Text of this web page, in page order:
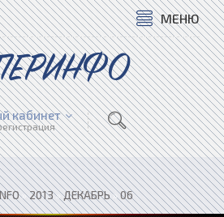
МЕНЮ
кабинет
»2013»ДЕКАБРЬ»06